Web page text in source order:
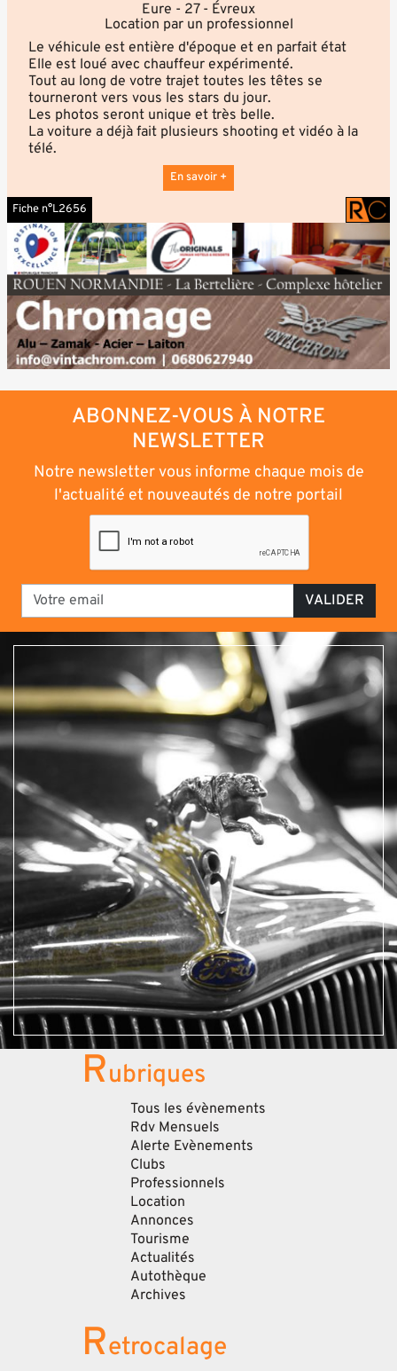
Eure - 27 - Évreux
Location par un professionnel
Le véhicule est entière d'époque et en parfait état
Elle est loué avec chauffeur expérimenté.
Tout au long de votre trajet toutes les têtes se
tourneront vers vous les stars du jour.
Les photos seront unique et très belle.
La voiture a déjà fait plusieurs shooting et vidéo à la
télé.
En savoir +
Fiche n°L2656
ABONNEZ-VOUS À NOTRE
NEWSLETTER
Notre newsletter vous informe chaque mois de
l'actualité et nouveautés de notre portail
VALIDER
Rubriques
Tous les évènements
Rdv Mensuels
Alerte Evènements
Clubs
Professionnels
Location
Annonces
Tourisme
Actualités
Autothèque
Archives
Retrocalage